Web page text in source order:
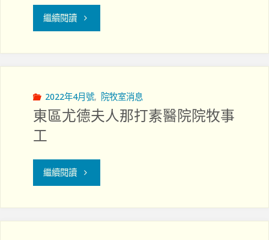
繼續閱讀"疫
祢
管"
2022年4月號, 院牧室消息
東區尤德夫人那打素醫院院牧事
工
繼續閱讀"東